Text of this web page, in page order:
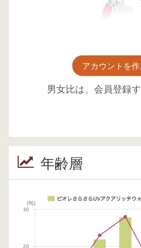
アカウントを作
男女比は、会員登録
年齢層